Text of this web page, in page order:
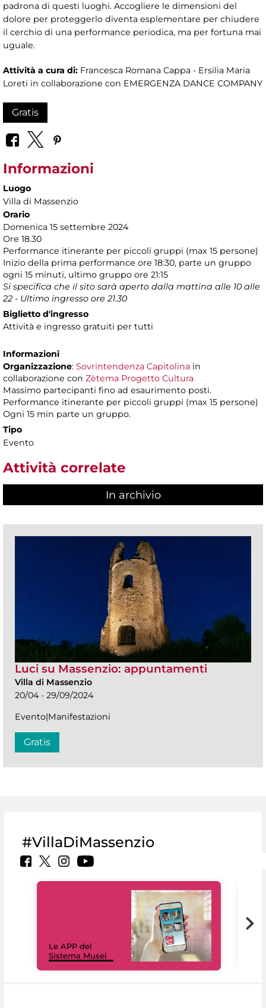
padrona di questi luoghi. Accogliere le dimensioni del
dolore per proteggerlo diventa esplementare per chiudere
il cerchio di una performance periodica, ma per fortuna mai
uguale.
Attività a cura di: Francesca Romana Cappa - Ersilia Maria
Loreti in collaborazione con EMERGENZA DANCE COMPANY
Gratis
Informazioni
Luogo
Villa di Massenzio
Orario
Domenica 15 settembre 2024
Ore 18.30
Performance itinerante per piccoli gruppi (max 15 persone)
Inizio della prima performance ore 18:30, parte un gruppo
ogni 15 minuti, ultimo gruppo ore 21:15
Si specifica che il sito sarà aperto dalla mattina alle 10 alle
22 - Ultimo ingresso ore 21.30
Biglietto d'ingresso
Attività e ingresso gratuiti per tutti
Informazioni
Organizzazione: Sovrintendenza Capitolina in
collaborazione con Zètema Progetto Cultura
Massimo partecipanti fino ad esaurimento posti.
Performance itinerante per piccoli gruppi (max 15 persone)
Ogni 15 min parte un gruppo.
Tipo
Evento
Attività correlate
In archivio
Luci su Massenzio: appuntamenti
Villa di Massenzio
20/04 - 29/09/2024
Evento|Manifestazioni
Gratis
#VillaDiMassenzio
Le APP del
Sistema Musei